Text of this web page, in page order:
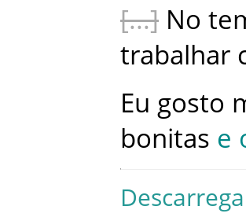
No
trabalhar
Eu gosto
bonitas e